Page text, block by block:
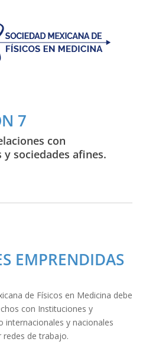
7
con
sociedades afines.
EMPRENDIDAS
de Físicos en Medicina debe
con Instituciones y
internacionales y nacionales
de trabajo.